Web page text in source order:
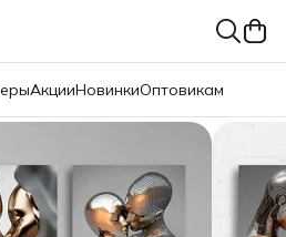
АкцииНовинкиОптовикам